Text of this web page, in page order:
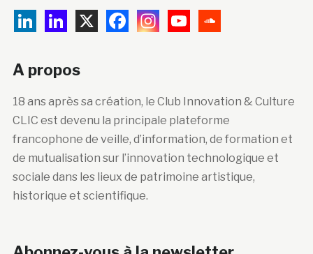
A propos
18 ans après sa création, le Club Innovation & Culture
CLIC est devenu la principale plateforme
francophone de veille, d’information, de formation et
de mutualisation sur l’innovation technologique et
sociale dans les lieux de patrimoine artistique,
historique et scientifique.